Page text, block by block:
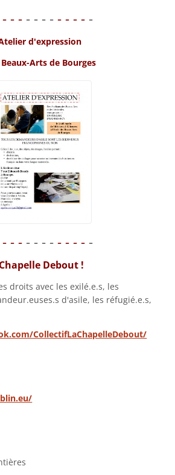
- - - - - - - - - - -
d'expression
Arts de Bourges
- - - - - - - - - - -
Debout !
droits avec les exilé.e.s, les
d'asile, les réfugié.e.s,
CollectifLaChapelleDebout/